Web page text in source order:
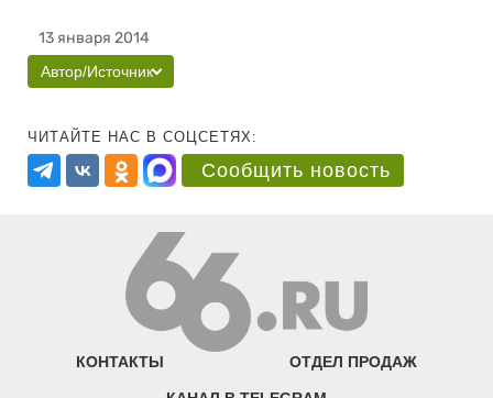
13 января 2014
Автор/Источник
ЧИТАЙТЕ НАС В СОЦСЕТЯХ:
Сообщить новость
КОНТАКТЫ ОТДЕЛ ПРОДАЖ